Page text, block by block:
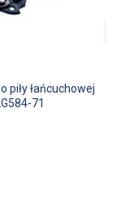
piły łańcuchowej
71